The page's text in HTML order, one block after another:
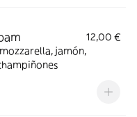
12,00 €
jamón,